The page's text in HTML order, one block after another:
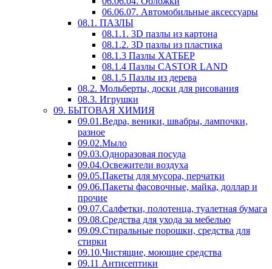
06.06.07. Автомобильные аксессуары
08.1. ПАЗЛЫ
08.1.1. 3D пазлы из картона
08.1.2. 3D пазлы из пластика
08.1.3 Пазлы ХАТБЕР
08.1.4 Пазлы CASTOR LAND
08.1.5 Пазлы из дерева
08.2. Мольберты, доски для рисования
08.3. Игрушки
09. БЫТОВАЯ ХИМИЯ
09.01.Ведра, веники, швабры, лампочки,
разное
09.02.Мыло
09.03.Одноразовая посуда
09.04.Освежители воздуха
09.05.Пакеты для мусора, перчатки
09.06.Пакеты фасовочные, майка, доллар и
прочие
09.07.Салфетки, полотенца, туалетная бумага
09.08.Средства для ухода за мебелью
09.09.Стиральные порошки, средства для
стирки
09.10.Чистящие, моющие средства
09.11 Антисептики